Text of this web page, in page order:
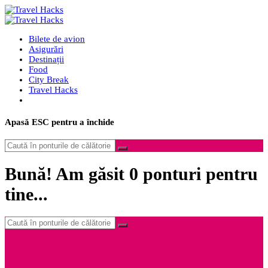
Bilete de avion
Asigurări
Destinații
Food
City Break
Travel Hacks
Apasă ESC pentru a închide
Bună! Am găsit 0 ponturi pentru
tine...